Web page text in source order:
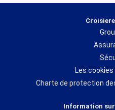
Les cookies
Charte de protection
Information